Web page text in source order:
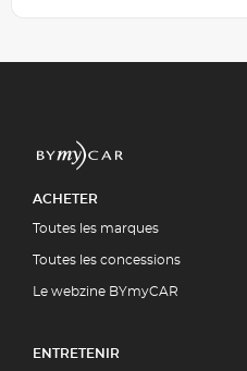
ACHETER
Toutes les marques
Toutes les concessions
Le webzine BYmyCAR
ENTRETENIR